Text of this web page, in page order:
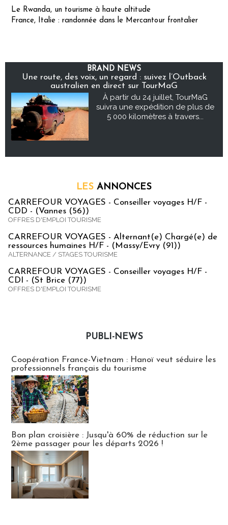
Le Rwanda, un tourisme à haute altitude
France, Italie : randonnée dans le Mercantour frontalier
BRAND NEWS
Une route, des voix, un regard : suivez l’Outback
australien en direct sur TourMaG
À partir du 24 juillet, TourMaG
suivra une expédition de plus de
5 000 kilomètres à travers...
LES ANNONCES
CARREFOUR VOYAGES - Conseiller voyages H/F -
CDD - (Vannes (56))
OFFRES D'EMPLOI TOURISME
CARREFOUR VOYAGES - Alternant(e) Chargé(e) de
ressources humaines H/F - (Massy/Evry (91))
ALTERNANCE / STAGES TOURISME
CARREFOUR VOYAGES - Conseiller voyages H/F -
CDI - (St Brice (77))
OFFRES D'EMPLOI TOURISME
PUBLI-NEWS
Coopération France-Vietnam : Hanoï veut séduire les
professionnels français du tourisme
Bon plan croisière : Jusqu'à 60% de réduction sur le
2ème passager pour les départs 2026 !